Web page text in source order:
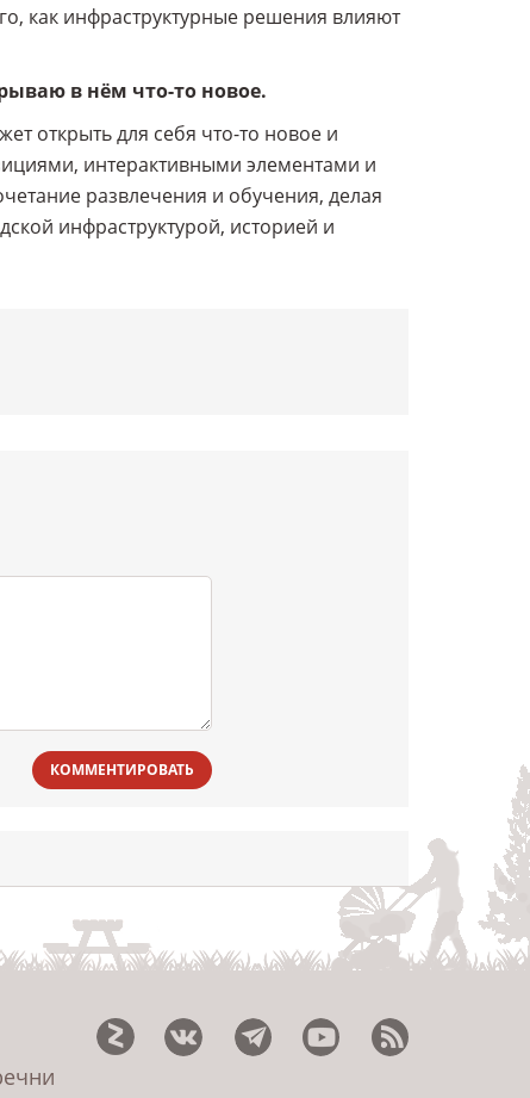
как инфраструктурные решения влияют
в нём что-то новое.
открыть для себя что-то новое и
интерактивными элементами и
развлечения и обучения, делая
инфраструктурой, историей и
КОММЕНТИРОВАТЬ